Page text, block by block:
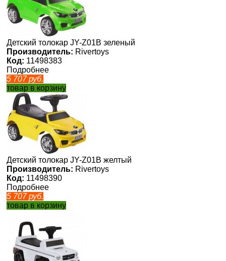
Детский толокар JY-Z01B зеленый
Производитель: Rivertoys
Код: 11498383
Подробнее
5 707 руб.
товар в корзину
Детский толокар JY-Z01B желтый
Производитель: Rivertoys
Код: 11498390
Подробнее
5 707 руб.
товар в корзину